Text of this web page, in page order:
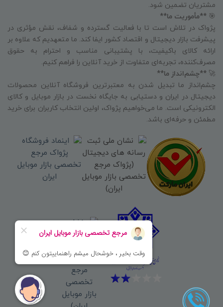
مشتریان تضمین شود.
🎯 **مأموریت ما**
پژواک در تلاش است تا با فعالیت گسترده و شفاف، نقش مؤثری در
پیشرفت بازار دیجیتال و اقتصاد کشور ایفا کند. ما متعهدیم که علاوه بر
ارائه کالای باکیفیت، با پشتیبانی مناسب و احترام به حقوق
مصرف‌کننده، تجربه‌ای متفاوت از خرید آنلاین را فراهم کنیم.
🚀 **چشم‌انداز ما**
چشم‌انداز ما تبدیل شدن به معتبرترین فروشگاه آنلاین محصولات
دیجیتال در ایران و دستیابی به جایگاه نخست در بازار موبایل و کالای
الکترونیکی است. ما می‌خواهیم پژواک، اولین انتخاب کاربران برای خرید
مطمئن و حرفه‌ای باشد.